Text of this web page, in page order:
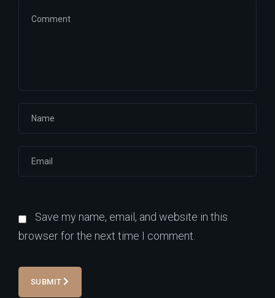
Save my name, email, and website in this
browser for the next time I comment.
SUBMIT